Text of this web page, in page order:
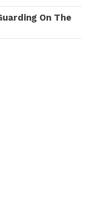
On The